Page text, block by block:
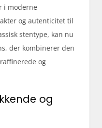
i moderne
og autenticitet til
stentype, kan nu
der kombinerer den
og
og